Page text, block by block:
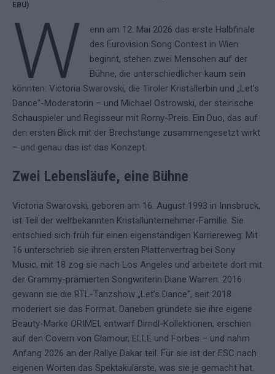
EBU)
W
enn am 12. Mai 2026 das erste Halbfinale
des Eurovision Song Contest in Wien
beginnt, stehen zwei Menschen auf der
Bühne, die unterschiedlicher kaum sein
könnten: Victoria Swarovski, die Tiroler Kristallerbin und „Let’s
Dance“-Moderatorin – und Michael Ostrowski, der steirische
Schauspieler und Regisseur mit Romy-Preis. Ein Duo, das auf
den ersten Blick mit der Brechstange zusammengesetzt wirkt
– und genau das ist das Konzept.
Zwei Lebensläufe, eine Bühne
Victoria Swarovski, geboren am 16. August 1993 in Innsbruck,
ist Teil der weltbekannten Kristallunternehmer-Familie. Sie
entschied sich früh für einen eigenständigen Karriereweg: Mit
16 unterschrieb sie ihren ersten Plattenvertrag bei Sony
Music, mit 18 zog sie nach Los Angeles und arbeitete dort mit
der Grammy-prämierten Songwriterin Diane Warren. 2016
gewann sie die RTL-Tanzshow „Let’s Dance“, seit 2018
moderiert sie das Format. Daneben gründete sie ihre eigene
Beauty-Marke ORIMEI, entwarf Dirndl-Kollektionen, erschien
auf den Covern von Glamour, ELLE und Forbes – und nahm
Anfang 2026 an der Rallye Dakar teil. Für sie ist der ESC nach
eigenen Worten das Spektakulärste, was sie je gemacht hat.